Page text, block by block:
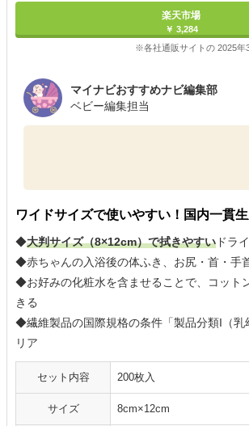
楽天市場
￥ 3,284
※各社通販サイトの 2025年
マイナビおすすめナビ編集部
ベビー編集担当
ワイドサイズで使いやすい！国内一貫
◆大判サイズ（8×12cm）で拭きやすい ドラ
◆赤ちゃんの入浴後の体ふき、お尻・首・手
◆お好みの化粧水を含ませることで、コット
きる
◆繊維製品の国際規格の条件「製品分類I（乳
リア
セット内容 200枚入
サイズ 8cm×12cm